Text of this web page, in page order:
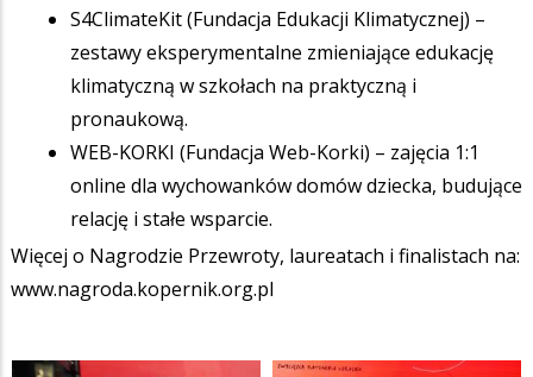
S4ClimateKit (Fundacja Edukacji Klimatycznej) –
zestawy eksperymentalne zmieniające edukację
klimatyczną w szkołach na praktyczną i
pronaukową.
WEB-KORKI (Fundacja Web-Korki) – zajęcia 1:1
online dla wychowanków domów dziecka, budujące
relację i stałe wsparcie.
Więcej o Nagrodzie Przewroty, laureatach i finalistach na:
www.nagroda.kopernik.org.pl